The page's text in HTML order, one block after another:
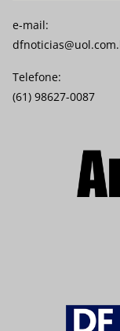
e-mail:
Telefone:
(61) 98627-0087